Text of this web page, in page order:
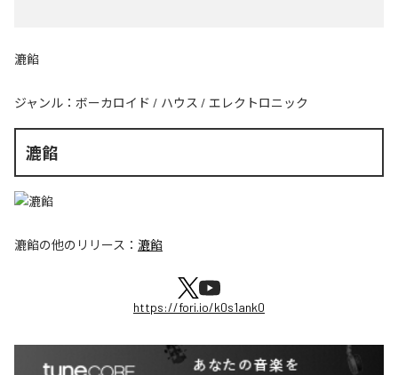
漉餡
ジャンル： ボーカロイド / ハウス / エレクトロニック
漉餡
漉餡の他のリリース： 漉餡
https://fori.io/k0s1ank0